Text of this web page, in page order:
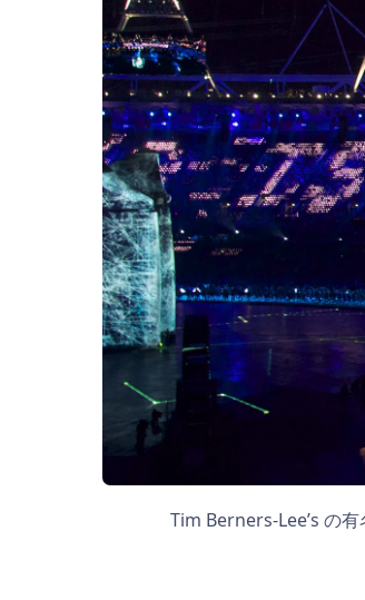
Tim Berners-Lee’s の